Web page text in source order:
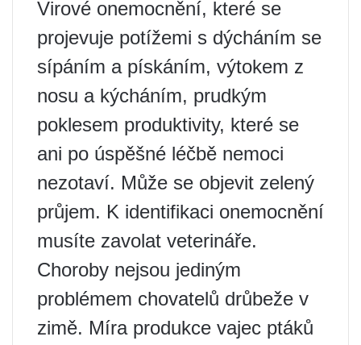
Virové onemocnění, které se
projevuje potížemi s dýcháním se
sípáním a pískáním, výtokem z
nosu a kýcháním, prudkým
poklesem produktivity, které se
ani po úspěšné léčbě nemoci
nezotaví. Může se objevit zelený
průjem. K identifikaci onemocnění
musíte zavolat veterináře.
Choroby nejsou jediným
problémem chovatelů drůbeže v
zimě. Míra produkce vajec ptáků